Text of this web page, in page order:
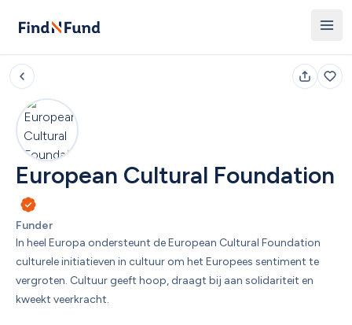
European Cultural Foundation
Funder
In heel Europa ondersteunt de European Cultural Foundation
culturele initiatieven in cultuur om het Europees sentiment te
vergroten. Cultuur geeft hoop, draagt bij aan solidariteit en
kweekt veerkracht.